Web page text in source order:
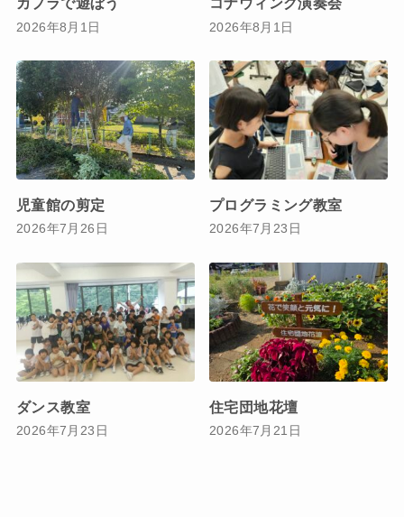
2026年8月1日 2026年8月1日
児童館の剪定
2026年7月26日
プログラミング教室
2026年7月23日
ダンス教室
2026年7月23日
住宅団地花壇
2026年7月21日